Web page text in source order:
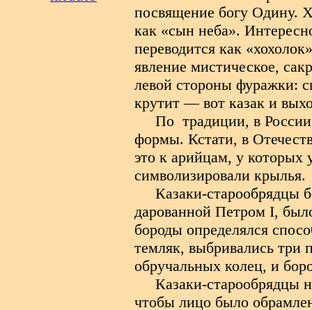
посвящение богу Одину.
как «сын неба».
переводится как
явление мистическое,
левой стороны фуражки:
крутит — вот казак и
По традиции, в России
формы. Кстати, в
это к арийцам, у
символизировали крылья.
Казаки-старообрядцы
дарованной Петром I,
бороды определялся
темляк, выбривались три
обручальных колец, и
Казаки-старообрядцы
чтобы лицо было